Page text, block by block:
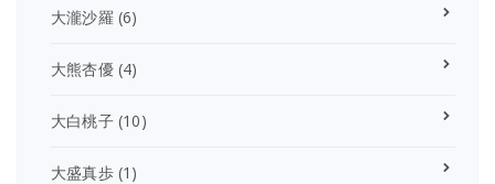
大瀧沙羅 (6)
大熊杏優(4)
大白桃子(10)
大盛真歩(1)